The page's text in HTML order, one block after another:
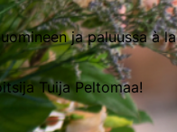
ja paluussa à la
Tuija Peltomaa!